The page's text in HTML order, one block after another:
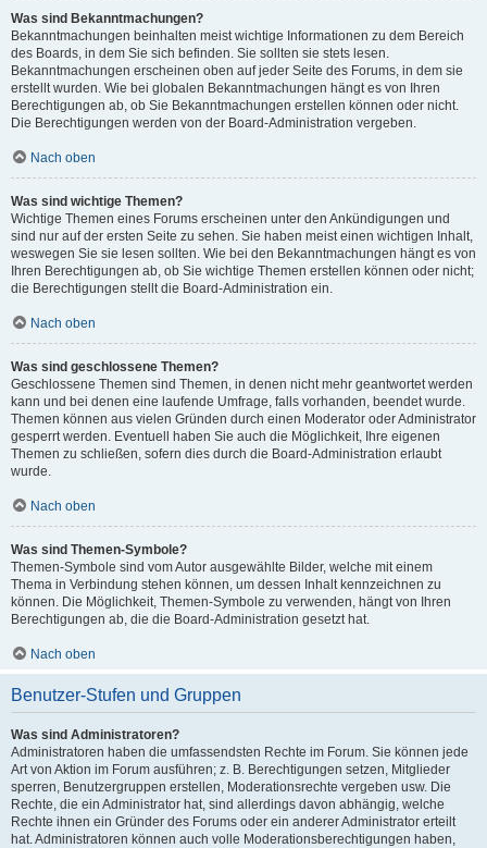
Was sind Bekanntmachungen?
Bekanntmachungen beinhalten meist wichtige Informationen zu dem Bereich
des Boards, in dem Sie sich befinden. Sie sollten sie stets lesen.
Bekanntmachungen erscheinen oben auf jeder Seite des Forums, in dem sie
erstellt wurden. Wie bei globalen Bekanntmachungen hängt es von Ihren
Berechtigungen ab, ob Sie Bekanntmachungen erstellen können oder nicht.
Die Berechtigungen werden von der Board-Administration vergeben.
Nach oben
Was sind wichtige Themen?
Wichtige Themen eines Forums erscheinen unter den Ankündigungen und
sind nur auf der ersten Seite zu sehen. Sie haben meist einen wichtigen Inhalt,
weswegen Sie sie lesen sollten. Wie bei den Bekanntmachungen hängt es von
Ihren Berechtigungen ab, ob Sie wichtige Themen erstellen können oder nicht;
die Berechtigungen stellt die Board-Administration ein.
Nach oben
Was sind geschlossene Themen?
Geschlossene Themen sind Themen, in denen nicht mehr geantwortet werden
kann und bei denen eine laufende Umfrage, falls vorhanden, beendet wurde.
Themen können aus vielen Gründen durch einen Moderator oder Administrator
gesperrt werden. Eventuell haben Sie auch die Möglichkeit, Ihre eigenen
Themen zu schließen, sofern dies durch die Board-Administration erlaubt
wurde.
Nach oben
Was sind Themen-Symbole?
Themen-Symbole sind vom Autor ausgewählte Bilder, welche mit einem
Thema in Verbindung stehen können, um dessen Inhalt kennzeichnen zu
können. Die Möglichkeit, Themen-Symbole zu verwenden, hängt von Ihren
Berechtigungen ab, die die Board-Administration gesetzt hat.
Nach oben
Benutzer-Stufen und Gruppen
Was sind Administratoren?
Administratoren haben die umfassendsten Rechte im Forum. Sie können jede
Art von Aktion im Forum ausführen; z. B. Berechtigungen setzen, Mitglieder
sperren, Benutzergruppen erstellen, Moderationsrechte vergeben usw. Die
Rechte, die ein Administrator hat, sind allerdings davon abhängig, welche
Rechte ihnen ein Gründer des Forums oder ein anderer Administrator erteilt
hat. Administratoren können auch volle Moderationsberechtigungen haben,